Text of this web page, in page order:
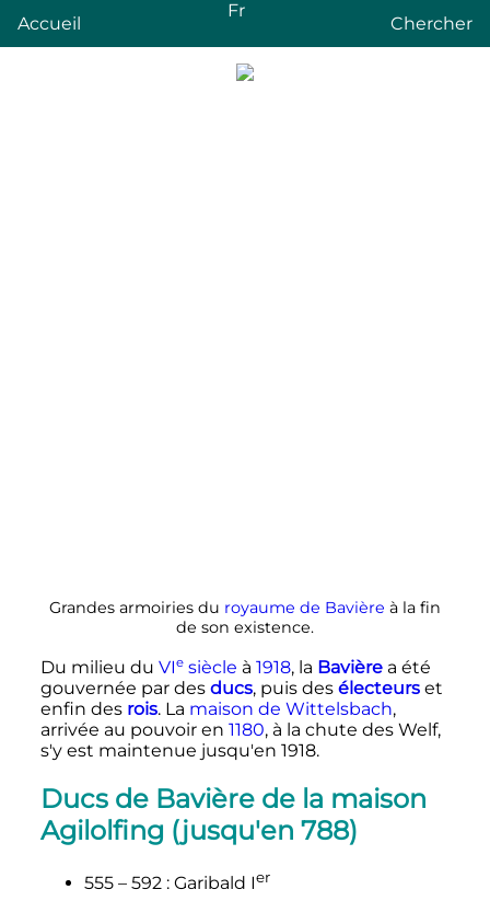
Accueil
Fr
Chercher
Grandes armoiries du royaume de Bavière à la fin
de son existence.
Du milieu du VIesiècle à 1918, la Bavièrea été
gouvernée par des ducs, puis des électeurset
enfin des rois. La maison de Wittelsbach,
arrivée au pouvoir en 1180, à la chute des Welf,
s'y est maintenue jusqu'en 1918.
Ducs de Bavière de la maison
Agilolfing (jusqu'en 788)
555 – 592 : Garibald Ier